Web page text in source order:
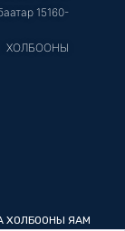
15160-
ХОЛБООНЫ
ХОЛБООНЫ ЯАМ